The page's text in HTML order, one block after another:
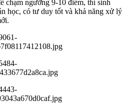
chạm ngưỡng 9-10 điểm, thí sinh
học, có tư duy tốt và khả năng xử lý